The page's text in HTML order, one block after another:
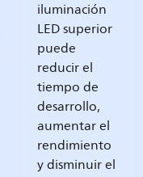
iluminación
LED superior
puede
reducir el
tiempo de
desarrollo,
aumentar el
rendimiento
y disminuir el